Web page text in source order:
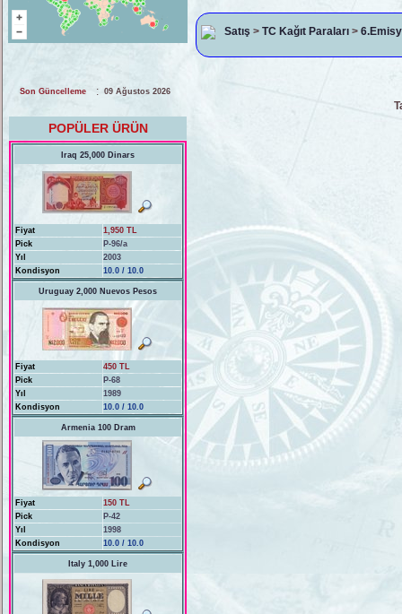
Son Güncelleme : 09 Ağustos 2026
POPÜLER ÜRÜN
Iraq 25,000 Dinars
Fiyat
1,950 TL
Pick
P-96/a
Yıl
2003
Kondisyon
10.0 / 10.0
Uruguay 2,000 Nuevos Pesos
Fiyat
450 TL
Pick
P-68
Yıl
1989
Kondisyon
10.0 / 10.0
Armenia 100 Dram
Fiyat
150 TL
Pick
P-42
Yıl
1998
Kondisyon
10.0 / 10.0
Italy 1,000 Lire
Satış >TC Kağıt Paraları >